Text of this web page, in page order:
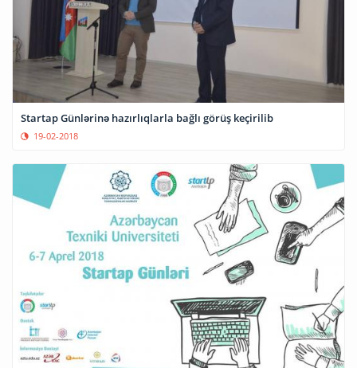
Startap Günlərinə hazırlıqlarla bağlı görüş keçirilib
19-02-2018